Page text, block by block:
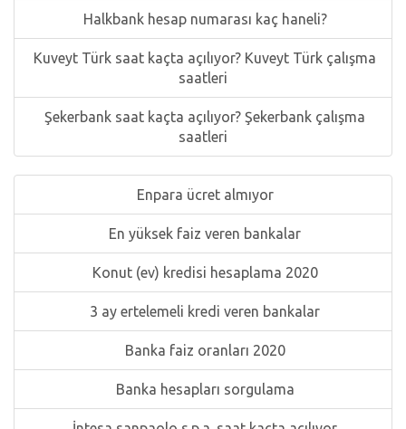
Halkbank hesap numarası kaç haneli?
Kuveyt Türk saat kaçta açılıyor? Kuveyt Türk çalışma
saatleri
Şekerbank saat kaçta açılıyor? Şekerbank çalışma
saatleri
Enpara ücret almıyor
En yüksek faiz veren bankalar
Konut (ev) kredisi hesaplama 2020
3 ay ertelemeli kredi veren bankalar
Banka faiz oranları 2020
Banka hesapları sorgulama